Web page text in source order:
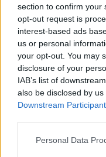
section to confirm your
opt-out request is
interest-based ads
us or personal
your opt-out. You may
disclosure of your
IAB’s list of
also be disclosed by
Downstream
Personal Data